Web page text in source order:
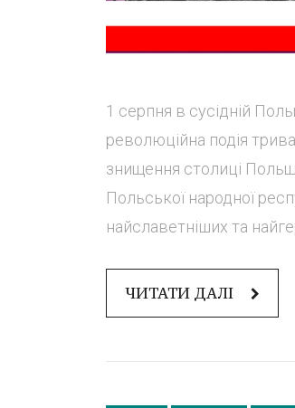
1 серпня в сусідній
революційна подія
знищення столиці
Польської народної
найславетніших та
ЧИТАТИ ДАЛІ